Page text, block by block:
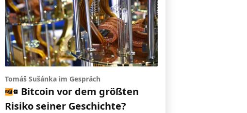
Tomáš Sušánka im Gespräch
Bitcoin vor dem größten
Risiko seiner Geschichte?